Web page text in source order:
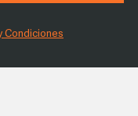
Condiciones